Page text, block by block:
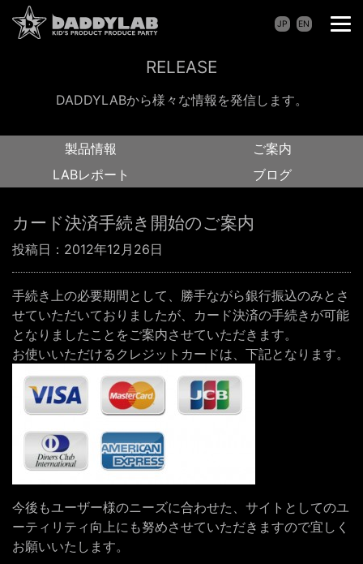
JP EN
RELEASE
DADDYLABから様々な情報を発信します。
製品情報
ご案内
LABレポート
ブログ
カード決済手続き開始のご案内
投稿日： 2012年12月26日
手続き上の必要期間として、勝手ながら銀行振込のみとさ
せていただいておりましたが、カード決済の手続きが可能
となりましたことをご案内させていただきます。
お使いいただけるクレジットカードは、下記となります。
今後もユーザー様のニーズに合わせた、サイトとしてのユ
ーティリティ向上にも努めさせていただきますので宜しく
お願いいたします。